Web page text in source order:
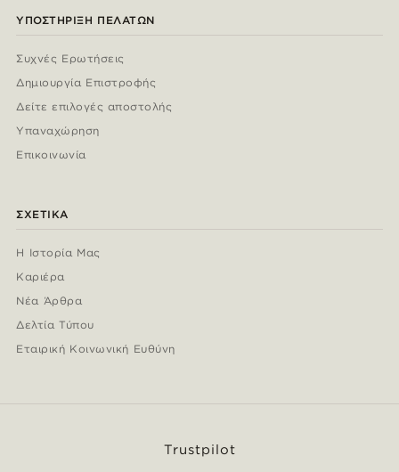
ΥΠΟΣΤΉΡΙΞΗ ΠΕΛΑΤΏΝ
Συχνές Ερωτήσεις
Δημιουργία Επιστροφής
Δείτε επιλογές αποστολής
Υπαναχώρηση
Επικοινωνία
ΣΧΕΤΙΚΆ
Η Ιστορία Μας
Καριέρα
Νέα Άρθρα
Δελτία Τύπου
Εταιρική Κοινωνική Ευθύνη
Trustpilot